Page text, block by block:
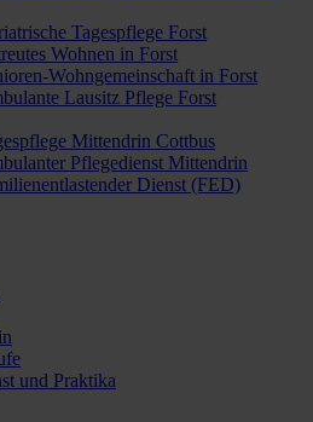
Tagespflege Forst
Wohnen in Forst
Wohngemeinschaft in Forst
Lausitz Pflege Forst
Mittendrin Cottbus
Pflegedienst Mittendrin
Dienst (FED)
und Praktika